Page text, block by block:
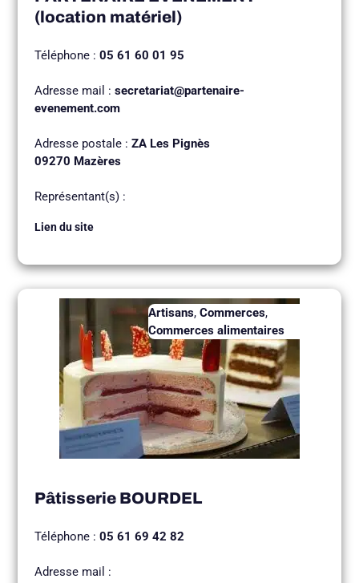
(location matériel)
Téléphone : 05 61 60 01 95
Adresse mail : secretariat@partenaire-
evenement.com
Adresse postale : ZA Les Pignès
09270 Mazères
Représentant(s) :
Lien du site
Artisans,Commerces,
Commerces alimentaires
Pâtisserie BOURDEL
Téléphone : 05 61 69 42 82
Adresse mail :